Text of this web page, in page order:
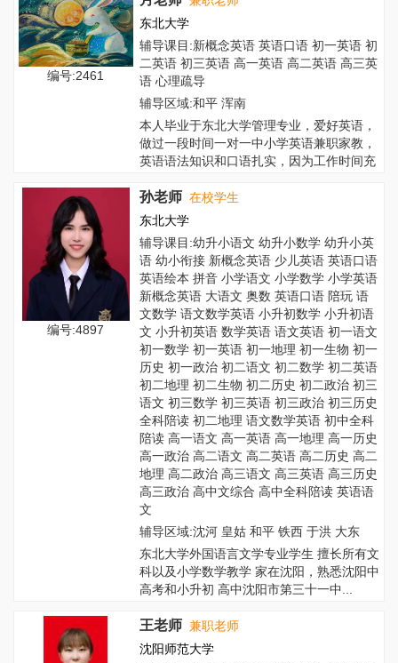
编号:2461
东北大学
辅导课目:新概念英语 英语口语 初一英语 初
二英语 初三英语 高一英语 高二英语 高三英
语 心理疏导
辅导区域:和平 浑南
本人毕业于东北大学管理专业，爱好英语，
做过一段时间一对一中小学英语兼职家教，
英语语法知识和口语扎实，因为工作时间充
编号:4897
孙老师 在校学生
东北大学
辅导课目:幼升小语文 幼升小数学 幼升小英
语 幼小衔接 新概念英语 少儿英语 英语口语
英语绘本 拼音 小学语文 小学数学 小学英语
新概念英语 大语文 奥数 英语口语 陪玩 语
文数学 语文数学英语 小升初数学 小升初语
文 小升初英语 数学英语 语文英语 初一语文
初一数学 初一英语 初一地理 初一生物 初一
历史 初一政治 初二语文 初二数学 初二英语
初二地理 初二生物 初二历史 初二政治 初三
语文 初三数学 初三英语 初三政治 初三历史
全科陪读 初二地理 语文数学英语 初中全科
陪读 高一语文 高一英语 高一地理 高一历史
高一政治 高二语文 高二英语 高二历史 高二
地理 高二政治 高三语文 高三英语 高三历史
高三政治 高中文综合 高中全科陪读 英语语
文
辅导区域:沈河 皇姑 和平 铁西 于洪 大东
东北大学外国语言文学专业学生 擅长所有文
科以及小学数学教学 家在沈阳，熟悉沈阳中
高考和小升初 高中沈阳市第三十一中...
王老师 兼职老师
沈阳师范大学